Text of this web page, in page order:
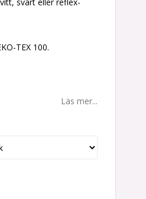
TEX 100.
Läs mer...